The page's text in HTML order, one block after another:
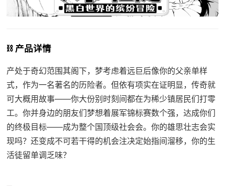
⛓️ 产品详情
产处于奇幻范围其阁下，梦考虑着远巨后像你的父亲单样
式，作为一名著名的历险者。但依有项实在证明显，传奇就
可大概用故事——你大份别时刻间都在为稀少镇居民们打零
工。你并身边的朋友们梦想着展军锦标赛数个强，达成你们
的终极目标——成为整个国顶级社会会。你的雄思壮志会实
现吗？还变成不可若干得的机会注决定始指间溜移，你的生
活徒留单调乏味？